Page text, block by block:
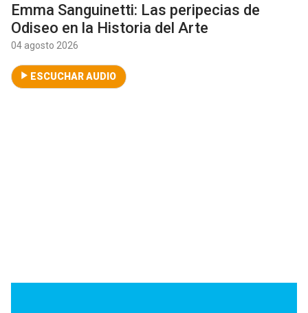
Emma Sanguinetti: Las peripecias de
Odiseo en la Historia del Arte
04 agosto 2026
ESCUCHAR AUDIO